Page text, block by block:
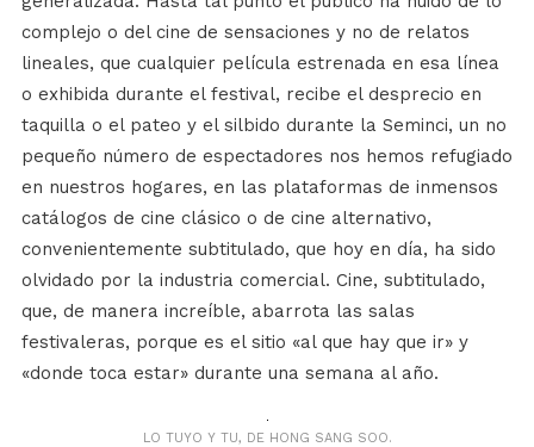
complejo o del cine de sensaciones y no de relatos
lineales, que cualquier película estrenada en esa línea
o exhibida durante el festival, recibe el desprecio en
taquilla o el pateo y el silbido durante la Seminci, un no
pequeño número de espectadores nos hemos refugiado
en nuestros hogares, en las plataformas de inmensos
catálogos de cine clásico o de cine alternativo,
convenientemente subtitulado, que hoy en día, ha sido
olvidado por la industria comercial. Cine, subtitulado,
que, de manera increíble, abarrota las salas
festivaleras, porque es el sitio «al que hay que ir» y
«donde toca estar» durante una semana al año.
LO TUYO Y TU, DE HONG SANG SOO.